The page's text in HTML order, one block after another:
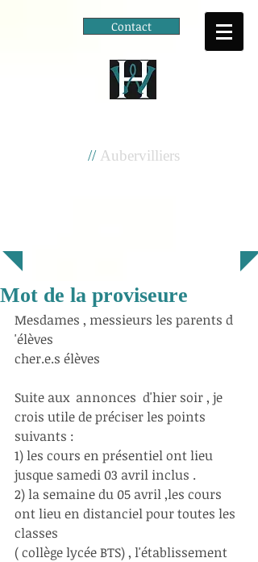
Contact
//Aubervilliers
Mot de la proviseure
Mesdames , messieurs les parents d
'élèves
cher.e.s élèves
Suite aux  annonces  d'hier soir , je
crois utile de préciser les points
suivants :
1) les cours en présentiel ont lieu
jusque samedi 03 avril inclus .
2) la semaine du 05 avril ,les cours
ont lieu en distanciel pour toutes les
classes
( collège lycée BTS) , l'établissement